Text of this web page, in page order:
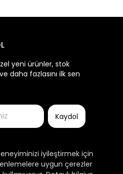
iyileştirmek için
uygun çerezler
yeni ürünler, stok
daha fazlasını ilk sen
Kaydol